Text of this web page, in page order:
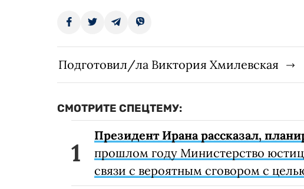
Подготовил/ла Виктория Хмилевская
СМОТРИТЕ СПЕЦТЕМУ:
Президент Ирана рассказал,
прошлом году Министерство
связи с вероятным сговором с